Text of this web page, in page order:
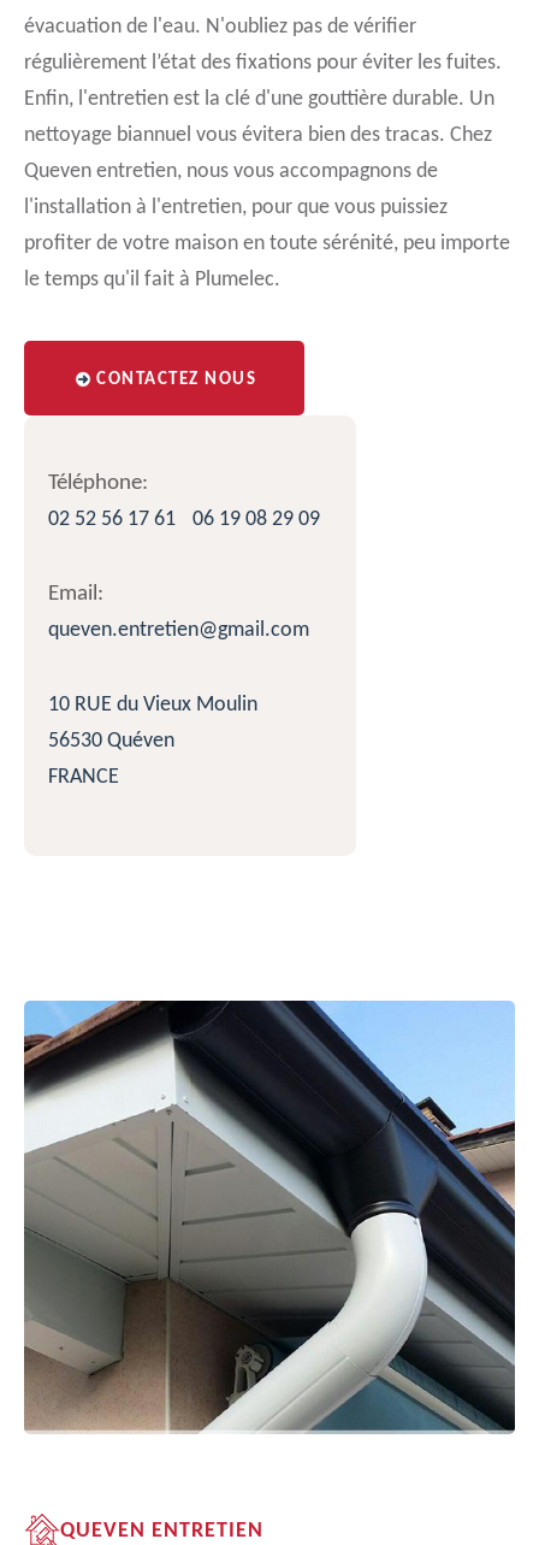
évacuation de l'eau. N'oubliez pas de vérifier
régulièrement l’état des fixations pour éviter les fuites.
Enfin, l'entretien est la clé d'une gouttière durable. Un
nettoyage biannuel vous évitera bien des tracas. Chez
Queven entretien, nous vous accompagnons de
l'installation à l'entretien, pour que vous puissiez
profiter de votre maison en toute sérénité, peu importe
le temps qu'il fait à Plumelec.
CONTACTEZ NOUS
Téléphone:
02 52 56 17 61
06 19 08 29 09
Email:
queven.entretien@gmail.com
10 RUE du Vieux Moulin
56530 Quéven
FRANCE
QUEVEN ENTRETIEN